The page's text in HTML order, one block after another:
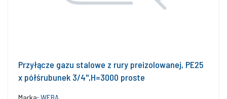
Przyłącze gazu stalowe z rury preizolowanej, PE25
x półśrubunek 3/4'',H=3000 proste